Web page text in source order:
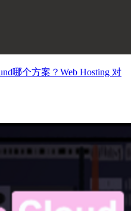
哪个方案？Web Hosting 对